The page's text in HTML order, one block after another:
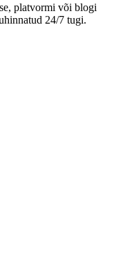
platvormi või blogi
24/7 tugi.